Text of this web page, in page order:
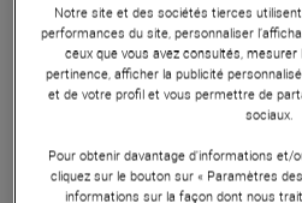
Notre site et des sociétés tierces
performances du site, personnaliser
ceux que vous avez consultés,
pertinence, afficher la publicité
et de votre profil et vous permettre de
sociaux.
Pour obtenir davantage d'informations et/
cliquez sur le bouton sur « Paramètres
informations sur la façon dont nous